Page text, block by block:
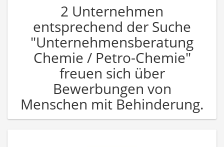
2 Unternehmen
entsprechend der Suche
"Unternehmensberatung
Chemie / Petro-Chemie"
freuen sich über
Bewerbungen von
Menschen mit Behinderung.